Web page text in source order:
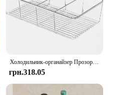
Холодильник-органайзер Прозорий пластиковий органайзер для зберігання їжі Ящик для зберігання холодильника з роздільником Морозильна камера Комора Кухонний органайзер
грн.318.05